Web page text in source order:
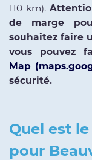
110 km).
de marge
souhaitez faire
vous pouvez
Map
sécurité.
Quel est
pour